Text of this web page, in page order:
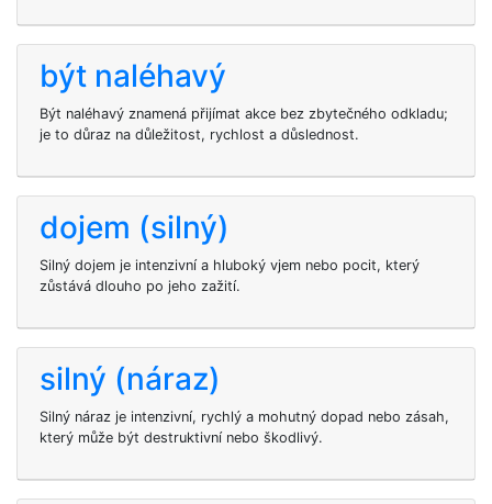
být naléhavý
Být naléhavý znamená přijímat akce bez zbytečného odkladu;
je to důraz na důležitost, rychlost a důslednost.
dojem (silný)
Silný dojem je intenzivní a hluboký vjem nebo pocit, který
zůstává dlouho po jeho zažití.
silný (náraz)
Silný náraz je intenzivní, rychlý a mohutný dopad nebo zásah,
který může být destruktivní nebo škodlivý.